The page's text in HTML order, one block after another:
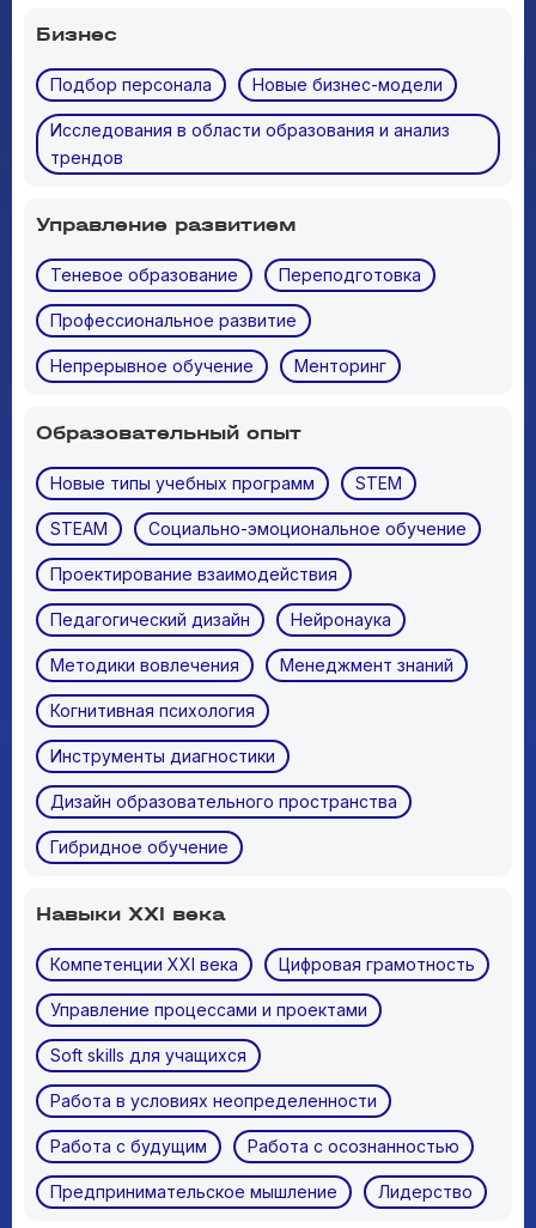
Бизнес
Подбор персонала Новые бизнес-модели
Исследования в области образования и анализ
трендов
Управление развитием
Теневое образование Переподготовка
Профессиональное развитие
Непрерывное обучение Менторинг
Образовательный опыт
Новые типы учебных программ STEM
STEAM Социально-эмоциональное обучение
Проектирование взаимодействия
Педагогический дизайн Нейронаука
Методики вовлечения Менеджмент знаний
Когнитивная психология
Инструменты диагностики
Дизайн образовательного пространства
Гибридное обучение
Навыки XXI века
Компетенции XXI века Цифровая грамотность
Управление процессами и проектами
Soft skills для учащихся
Работа в условиях неопределенности
Работа с будущим Работа с осознанностью
Предпринимательское мышление Лидерство